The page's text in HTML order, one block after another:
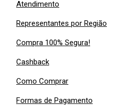
Atendimento
Representantes por Região
Compra 100% Segura!
Cashback
Como Comprar
Formas de Pagamento